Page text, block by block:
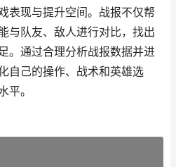
表现与提升空间。战报不仅帮
与队友、敌人进行对比，找出
。通过合理分析战报数据并进
自己的操作、战术和英雄选
平。